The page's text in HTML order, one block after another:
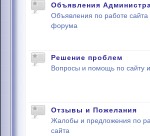
Объявления
Объявления по работе сайта
форума
Решение проблем
Вопросы и помощь по сайту
Отзывы и Пожелания
Жалобы и предложения по
сайта